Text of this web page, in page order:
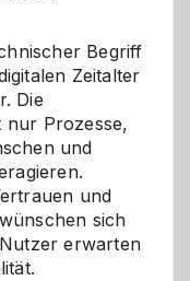
Begriff
Zeitalter
Die
nur Prozesse,
und
und
sich
erwarten